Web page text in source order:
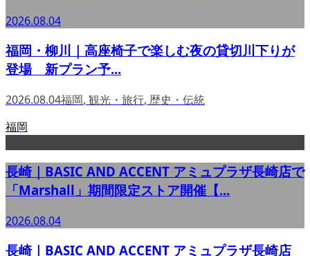
2026.08.04
福岡・柳川｜高座椅子で楽しむ夜の貸切川下りが
登場 新プラン予...
2026.08.04福岡, 観光・旅行, 歴史・伝統
福岡
長崎｜BASIC AND ACCENT アミュプラザ長崎店で
「Marshall」期間限定ストア開催【...
2026.08.04
長崎｜BASIC AND ACCENT アミュプラザ長崎店